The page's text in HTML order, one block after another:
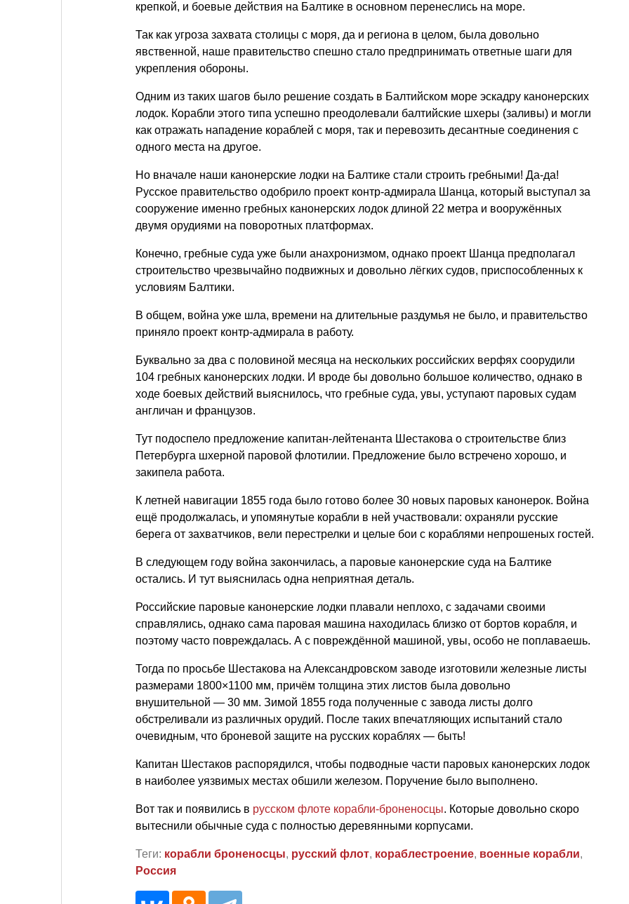
крепкой, и боевые действия на Балтике в основном перенеслись на море.
Так как угроза захвата столицы с моря, да и региона в целом, была довольно
явственной, наше правительство спешно стало предпринимать ответные шаги для
укрепления обороны.
Одним из таких шагов было решение создать в Балтийском море эскадру канонерских
лодок. Корабли этого типа успешно преодолевали балтийские шхеры (заливы) и могли
как отражать нападение кораблей с моря, так и перевозить десантные соединения с
одного места на другое.
Но вначале наши канонерские лодки на Балтике стали строить гребными! Да-да!
Русское правительство одобрило проект контр-адмирала Шанца, который выступал за
сооружение именно гребных канонерских лодок длиной 22 метра и вооружённых
двумя орудиями на поворотных платформах.
Конечно, гребные суда уже были анахронизмом, однако проект Шанца предполагал
строительство чрезвычайно подвижных и довольно лёгких судов, приспособленных к
условиям Балтики.
В общем, война уже шла, времени на длительные раздумья не было, и правительство
приняло проект контр-адмирала в работу.
Буквально за два с половиной месяца на нескольких российских верфях соорудили
104 гребных канонерских лодки. И вроде бы довольно большое количество, однако в
ходе боевых действий выяснилось, что гребные суда, увы, уступают паровых судам
англичан и французов.
Тут подоспело предложение капитан-лейтенанта Шестакова о строительстве близ
Петербурга шхерной паровой флотилии. Предложение было встречено хорошо, и
закипела работа.
К летней навигации 1855 года было готово более 30 новых паровых канонерок. Война
ещё продолжалась, и упомянутые корабли в ней участвовали: охраняли русские
берега от захватчиков, вели перестрелки и целые бои с кораблями непрошеных гостей.
В следующем году война закончилась, а паровые канонерские суда на Балтике
остались. И тут выяснилась одна неприятная деталь.
Российские паровые канонерские лодки плавали неплохо, с задачами своими
справлялись, однако сама паровая машина находилась близко от бортов корабля, и
поэтому часто повреждалась. А с повреждённой машиной, увы, особо не поплаваешь.
Тогда по просьбе Шестакова на Александровском заводе изготовили железные листы
размерами 1800×1100 мм, причём толщина этих листов была довольно
внушительной — 30 мм. Зимой 1855 года полученные с завода листы долго
обстреливали из различных орудий. После таких впечатляющих испытаний стало
очевидным, что броневой защите на русских кораблях — быть!
Капитан Шестаков распорядился, чтобы подводные части паровых канонерских лодок
в наиболее уязвимых местах обшили железом. Поручение было выполнено.
Вот так и появились в русском флоте корабли-броненосцы. Которые довольно скоро
вытеснили обычные суда с полностью деревянными корпусами.
Теги: корабли броненосцы, русский флот, кораблестроение, военные корабли,
Россия